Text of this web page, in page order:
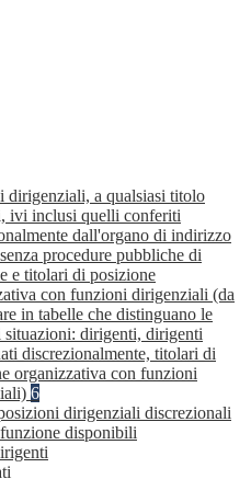
dirigenziali, a qualsiasi titolo
ivi inclusi quelli conferiti
dall'organo di indirizzo
procedure pubbliche di
e titolari di posizione
con funzioni dirigenziali (da
in tabelle che distinguano le
situazioni: dirigenti, dirigenti
discrezionalmente, titolari di
organizzativa con funzioni
6
dirigenziali discrezionali
disponibili